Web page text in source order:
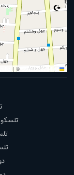
| © OpenStreetMap